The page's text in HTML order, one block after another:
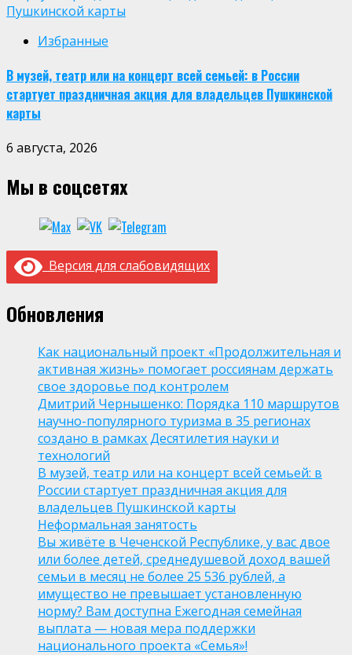
Пушкинской карты
Избранные
В музей, театр или на концерт всей семьей: в России
стартует праздничная акция для владельцев Пушкинской
карты
6 августа, 2026
Мы в соцсетях
Версия для слабовидящих
Обновления
Как национальный проект «Продолжительная и
активная жизнь» помогает россиянам держать
свое здоровье под контролем
Дмитрий Чернышенко: Порядка 110 маршрутов
научно-популярного туризма в 35 регионах
создано в рамках Десятилетия науки и
технологий
В музей, театр или на концерт всей семьей: в
России стартует праздничная акция для
владельцев Пушкинской карты
Неформальная занятость
Вы живёте в Чеченской Республике, у вас двое
или более детей, среднедушевой доход вашей
семьи в месяц не более 25 536 рублей, а
имущество не превышает установленную
норму? Вам доступна Ежегодная семейная
выплата — новая мера поддержки
национального проекта «Семья»!